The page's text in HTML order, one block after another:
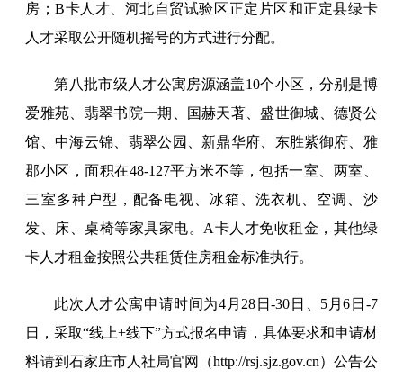
房；B卡人才、河北自贸试验区正定片区和正定县绿卡
人才采取公开随机摇号的方式进行分配。
第八批市级人才公寓房源涵盖10个小区，分别是博
爱雅苑、翡翠书院一期、国赫天著、盛世御城、德贤公
馆、中海云锦、翡翠公园、新鼎华府、东胜紫御府、雅
郡小区，面积在48-127平方米不等，包括一室、两室、
三室多种户型，配备电视、冰箱、洗衣机、空调、沙
发、床、桌椅等家具家电。A卡人才免收租金，其他绿
卡人才租金按照公共租赁住房租金标准执行。
此次人才公寓申请时间为4月28日-30日、5月6日-7
日，采取“线上+线下”方式报名申请，具体要求和申请材
料请到石家庄市人社局官网（http://rsj.sjz.gov.cn）公告公